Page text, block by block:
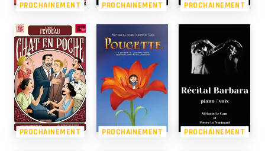
PROCHAINEMENT PROCHAINEMENT PROCHAINEMENT
PROCHAINEMENT PROCHAINEMENT PROCHAINEMENT